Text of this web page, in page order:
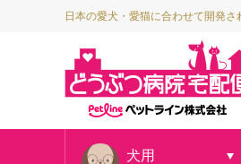
日本の愛犬・愛猫に合わせて開発
犬用